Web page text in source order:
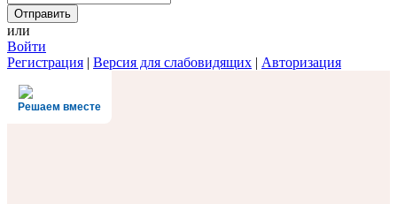
или
Войти
Регистрация | Версия для слабовидящих | Авторизация
Решаем вместе